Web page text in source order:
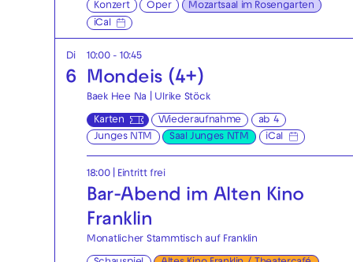
Konzert Oper
Mozartsaal im Rosengarten
iCal
Di
6
10:00 - 10:45
Mondeis (4+)
Baek Hee Na | Ulrike Stöck
Karten Wiederaufnahme
ab 4
Junges NTM
Saal Junges NTM iCal
18:00| Eintritt frei
Bar-Abend im Alten Kino
Franklin
Monatlicher Stammtisch auf Franklin